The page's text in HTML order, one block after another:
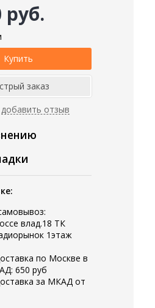
руб.
добавить отзыв
влад.18 ТК
1этаж
по Москве в
650 руб
за МКАД от